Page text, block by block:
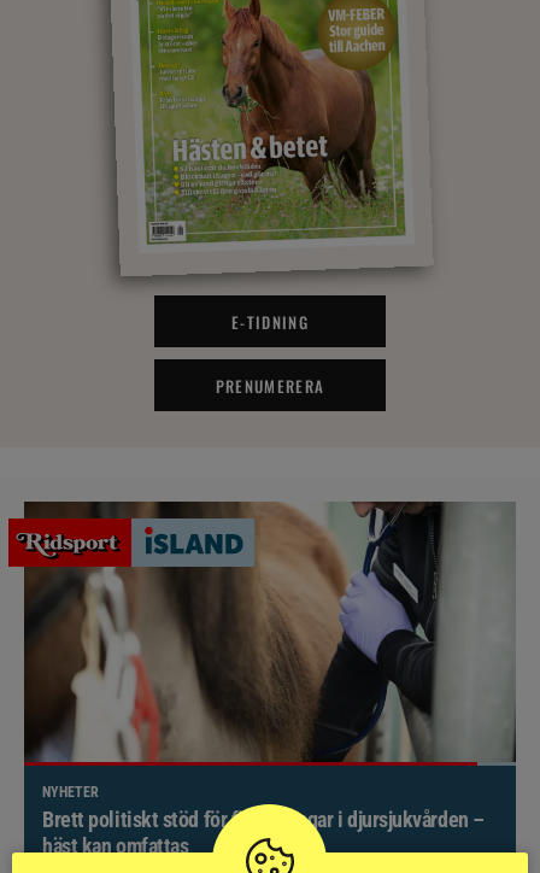
E-TIDNING
PRENUMERERA
NYHETER
Världsmästaren får ny roll i svenska landslaget